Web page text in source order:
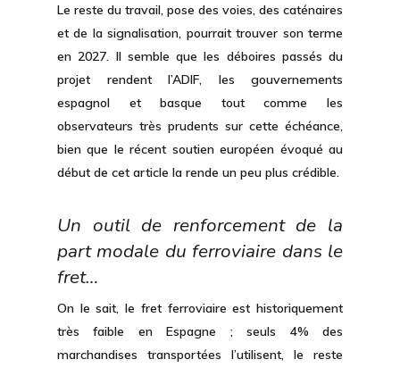
Le reste du travail, pose des voies, des caténaires
et de la signalisation, pourrait trouver son terme
en 2027. Il semble que les déboires passés du
projet rendent l’ADIF, les gouvernements
espagnol et basque tout comme les
observateurs très prudents sur cette échéance,
bien que le récent soutien européen évoqué au
début de cet article la rende un peu plus crédible.
Un outil de renforcement de la
part modale du ferroviaire dans le
fret…
On le sait, le fret ferroviaire est historiquement
très faible en Espagne ; seuls 4% des
marchandises transportées l’utilisent, le reste